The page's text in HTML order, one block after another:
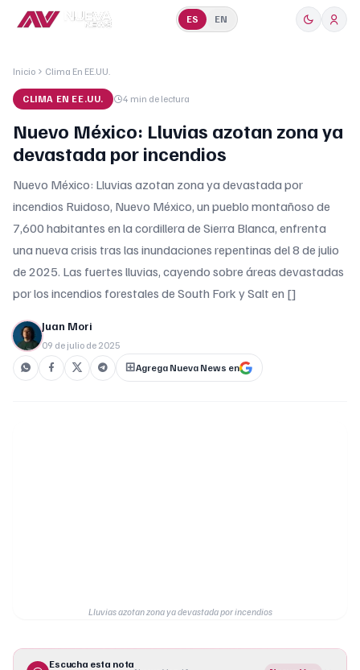
ES EN
Inicio Clima En EE.UU.
CLIMA EN EE.UU. 4 min de lectura
Nuevo México: Lluvias azotan zona ya
devastada por incendios
Nuevo México: Lluvias azotan zona ya devastada por
incendios Ruidoso, Nuevo México, un pueblo montañoso de
7,600 habitantes en la cordillera de Sierra Blanca, enfrenta
una nueva crisis tras las inundaciones repentinas del 8 de julio
de 2025. Las fuertes lluvias, cayendo sobre áreas devastadas
por los incendios forestales de South Fork y Salt en []
Juan Mori
09 de julio de 2025
Agrega Nueva News en
Lluvias azotan zona ya devastada por incendios
Escucha esta nota